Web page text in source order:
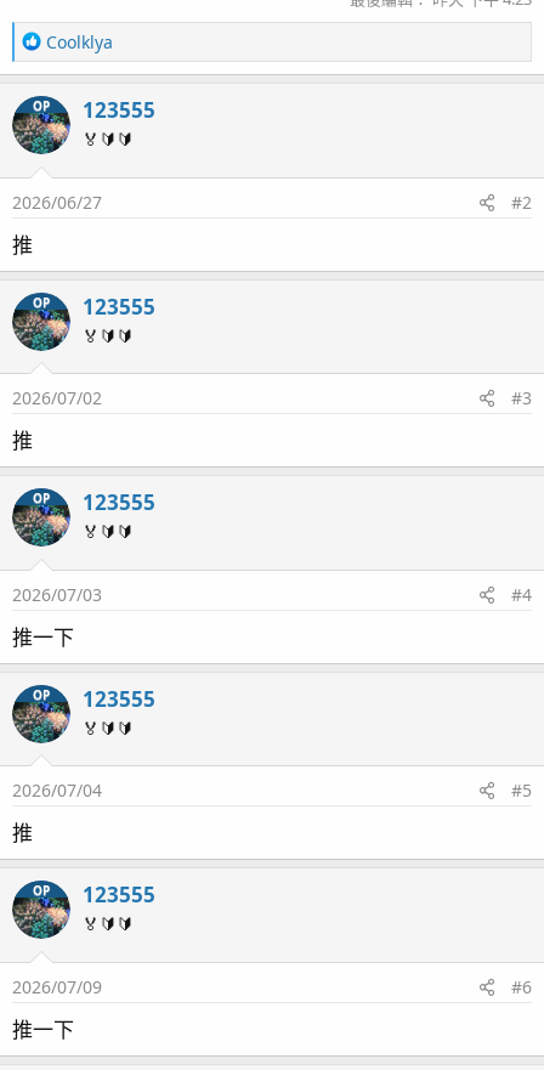
R
e
c
t
i
o
n
Coolklya
OP 123555
🏅🔰🔰
2026/06/27 #2
推
OP 123555
🏅🔰🔰
2026/07/02 #3
推
OP 123555
🏅🔰🔰
2026/07/03 #4
推一下
OP 123555
🏅🔰🔰
2026/07/04 #5
推
OP 123555
🏅🔰🔰
2026/07/09 #6
推一下